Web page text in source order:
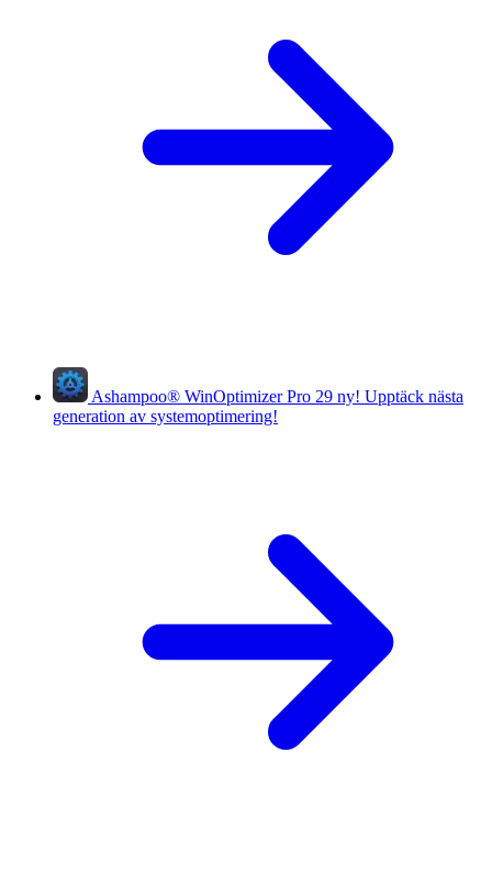
Ashampoo® WinOptimizer Pro 29 ny! Upptäck nästa
generation av systemoptimering!